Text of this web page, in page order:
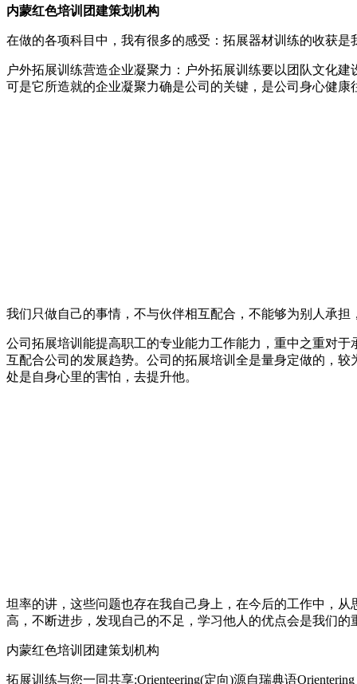
内蒙红色培训团建策划机构
在做的各项科目中，我有很多的感受：拓展器材训练的收获
户外拓展训练营造企业凝聚力：户外拓展训练要以团队文化
可是它所造就的企业凝聚力确是公司的关键，是公司身心健
我们只做自己的事情，不与伙伴相互配合，不能够为别人承
公司拓展培训能提高职工的专业能力工作能力，重中之重对
互配合公司的发展趋势。公司的拓展培训全是量身定做的，
处是自身心里的害怕，去提升他。
坦率的讲，这些问题也存在我自己身上，在今后的工作中，
高，不断进步，发现自己的不足，学习他人的优点会是我们的
内蒙红色培训团建策划机构
拓展训练与您一同共享:Orienteering(定向)源自瑞典语